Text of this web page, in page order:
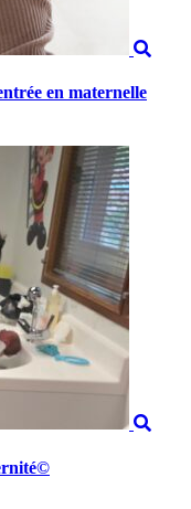
en maternelle